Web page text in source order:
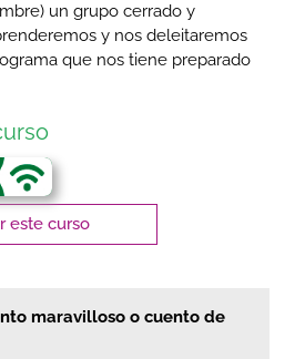
un grupo cerrado y
y nos deleitaremos
que nos tiene preparado
este curso
maravilloso o cuento de